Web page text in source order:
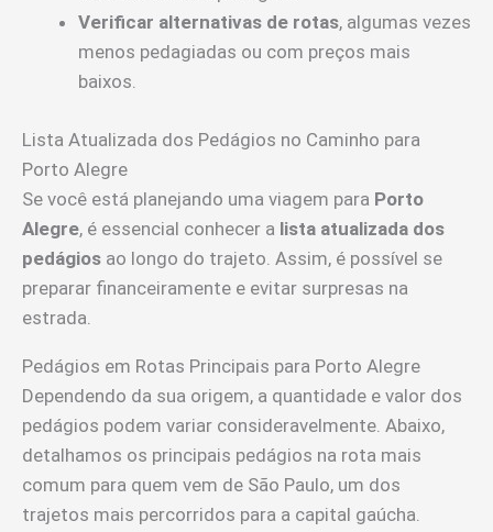
Verificar alternativas de rotas, algumas vezes
menos pedagiadas ou com preços mais
baixos.
Lista Atualizada dos Pedágios no Caminho para
Porto Alegre
Se você está planejando uma viagem para Porto
Alegre, é essencial conhecer a lista atualizada dos
pedágios ao longo do trajeto. Assim, é possível se
preparar financeiramente e evitar surpresas na
estrada.
Pedágios em Rotas Principais para Porto Alegre
Dependendo da sua origem, a quantidade e valor dos
pedágios podem variar consideravelmente. Abaixo,
detalhamos os principais pedágios na rota mais
comum para quem vem de São Paulo, um dos
trajetos mais percorridos para a capital gaúcha.